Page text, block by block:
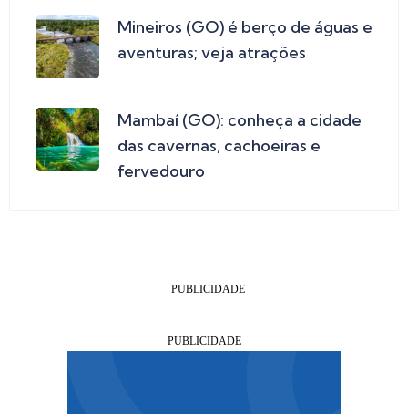
Mineiros (GO) é berço de águas e
aventuras; veja atrações
Mambaí (GO): conheça a cidade
das cavernas, cachoeiras e
fervedouro